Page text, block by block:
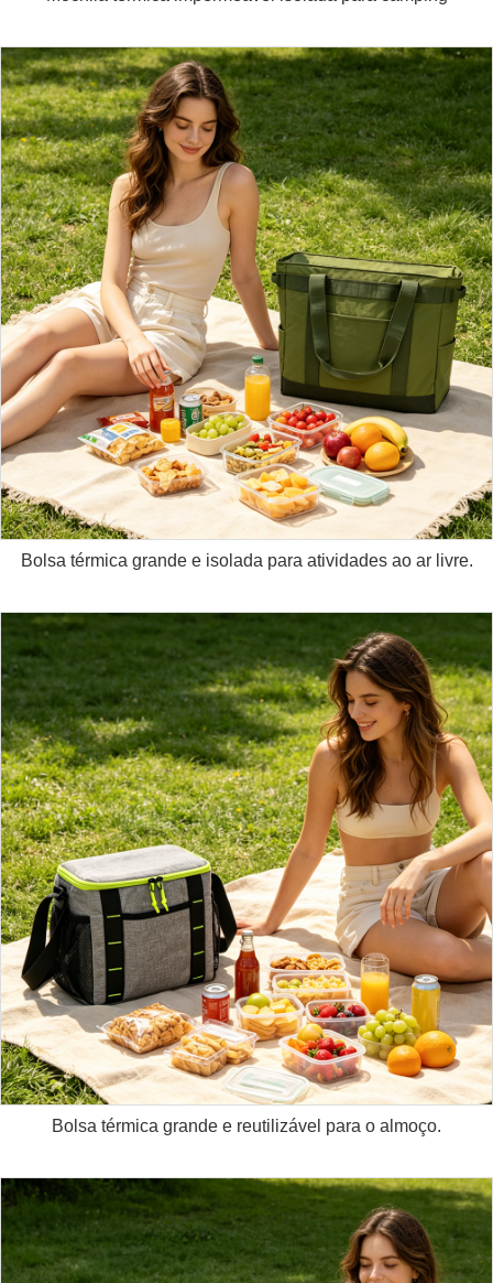
Bolsa térmica grande e isolada para atividades ao ar livre.
Bolsa térmica grande e reutilizável para o almoço.